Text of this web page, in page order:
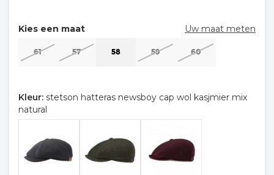
Kies een maat Uw maat meten
61 57 58 59 60
Kleur: stetson hatteras newsboy cap wol kasjmier mix
natural